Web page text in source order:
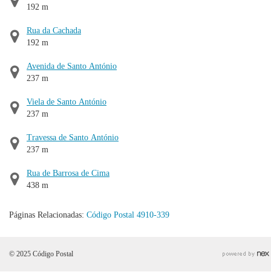
192 m
Rua da Cachada
192 m
Avenida de Santo António
237 m
Viela de Santo António
237 m
Travessa de Santo António
237 m
Rua de Barrosa de Cima
438 m
Páginas Relacionadas: Código Postal 4910-339
© 2025 Código Postal